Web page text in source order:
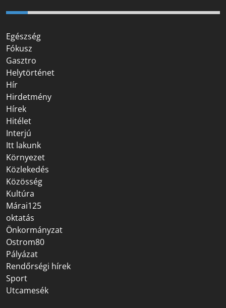
Egészség
Fókusz
Gasztro
Helytörténet
Hír
Hirdetmény
Hírek
Hitélet
Interjú
Itt lakunk
Környezet
Közlekedés
Közösség
Kultúra
Márai125
oktatás
Önkormányzat
Ostrom80
Pályázat
Rendőrségi hírek
Sport
Utcamesék